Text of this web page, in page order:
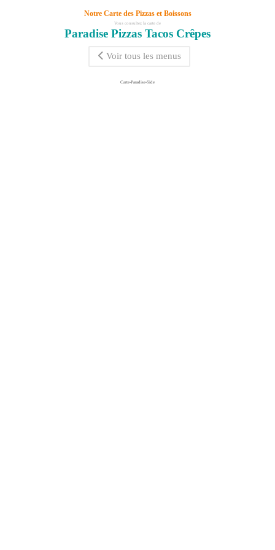
Notre Carte des Pizzas et Boissons
Vous consultez la carte de
Paradise Pizzas Tacos Crêpes
Voir tous les menus
Carte-Paradise-Side